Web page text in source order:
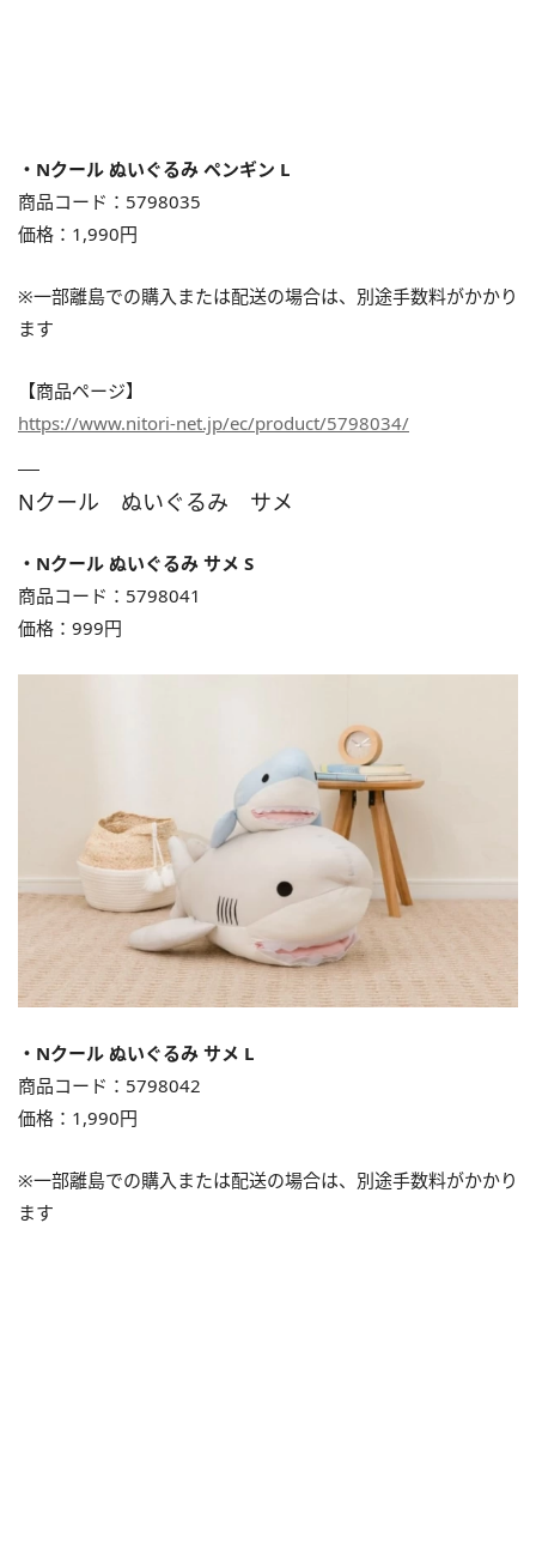
・Nクール ぬいぐるみ ペンギン L
商品コード：5798035
価格：1,990円
※⼀部離島での購入または配送の場合は、別途⼿数料がかかり
ます
【商品ページ】
https://www.nitori-net.jp/ec/product/5798034/
Nクール ぬいぐるみ サメ
・Nクール ぬいぐるみ サメ S
商品コード：5798041
価格：999円
・Nクール ぬいぐるみ サメ L
商品コード：5798042
価格：1,990円
※⼀部離島での購入または配送の場合は、別途⼿数料がかかり
ます